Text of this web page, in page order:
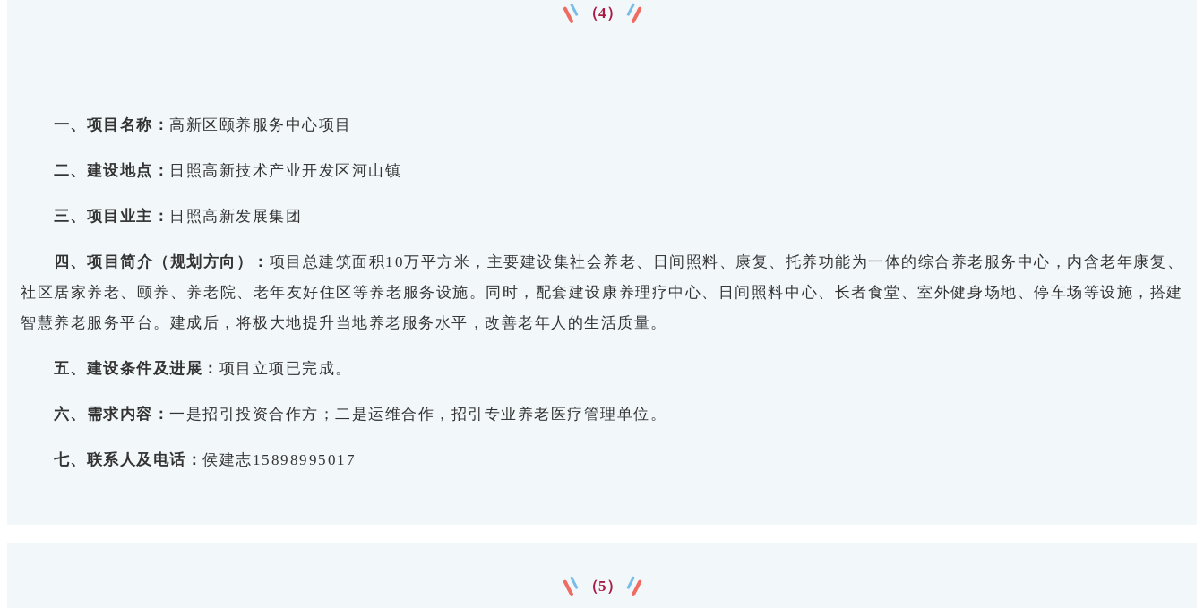
（4）
一、项目名称： 高新区颐养服务中心项目
二、建设地点： 日照高新技术产业开发区河山镇
三、项目业主： 日照高新发展集团
四、项目简介（规划方向）： 项目总建筑面积10万平方米，主要建设集社会养老、日间照料、康复、托养功能为一体的综合养老服务中心，内含老年康复、
社区居家养老、颐养、养老院、老年友好住区等养老服务设施。同时，配套建设康养理疗中心、日间照料中心、长者食堂、室外健身场地、停车场等设施，搭建
智慧养老服务平台。建成后，将极大地提升当地养老服务水平，改善老年人的生活质量。
五、建设条件及进展： 项目立项已完成。
六、需求内容：一是招引投资合作方；二是运维合作，招引专业养老医疗管理单位。
七、联系人及电话：侯建志15898995017
（5）